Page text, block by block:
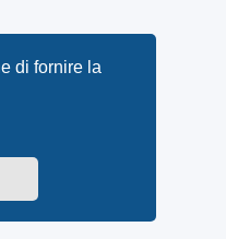
di fornire la